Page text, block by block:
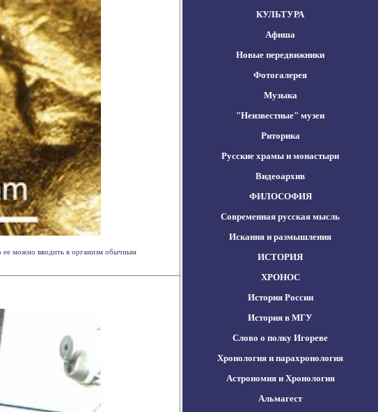
ее можно вводить в организм обычным
КУЛЬТУРА
Афиша
Новые передвижники
Фотогалерея
Музыка
"Неизвестные" музеи
Риторика
Русские храмы и монастыри
Видеоархив
ФИЛОСОФИЯ
Современная русская мысль
Искания и размышления
ИСТОРИЯ
ХРОНОС
История России
История в МГУ
Слово о полку Игореве
Хронология и парахронология
Астрономия и Хронология
Альмагест